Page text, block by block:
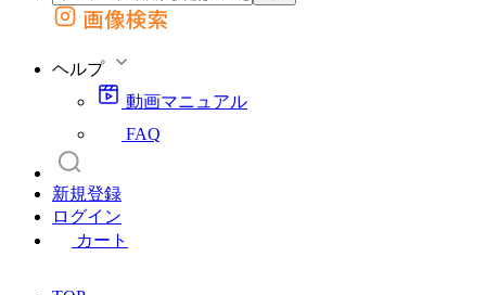
外部サイトの商品をカートに追加
画像検索
ヘルプ
動画マニュアル
FAQ
新規登録
ログイン
カート